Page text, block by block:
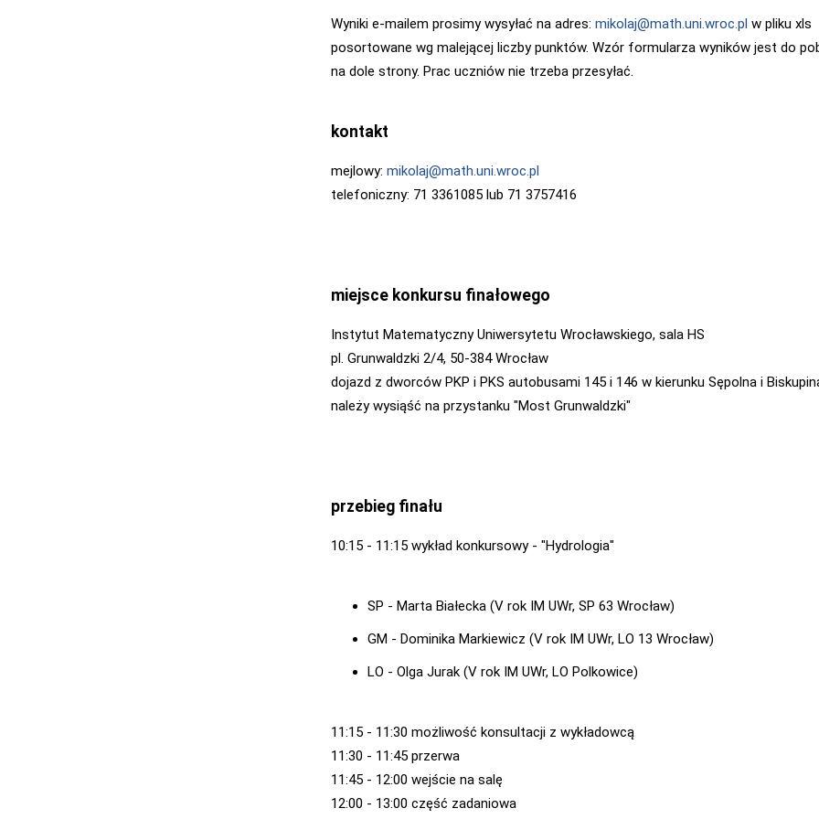
Wyniki e-mailem prosimy wysyłać na adres: mikolaj@math.uni.wroc.pl w pliku xls
posortowane wg malejącej liczby punktów. Wzór formularza wyników jest do
na dole strony. Prac uczniów nie trzeba przesyłać.
kontakt
mejlowy: mikolaj@math.uni.wroc.pl
telefoniczny: 71 3361085 lub 71 3757416
miejsce konkursu finałowego
Instytut Matematyczny Uniwersytetu Wrocławskiego, sala HS
pl. Grunwaldzki 2/4, 50-384 Wrocław
dojazd z dworców PKP i PKS autobusami 145 i 146 w kierunku Sępolna i
należy wysiąść na przystanku "Most Grunwaldzki"
przebieg finału
10:15 - 11:15 wykład konkursowy - "Hydrologia"
SP - Marta Białecka (V rok IM UWr, SP 63 Wrocław)
GM - Dominika Markiewicz (V rok IM UWr, LO 13 Wrocław)
LO - Olga Jurak (V rok IM UWr, LO Polkowice)
11:15 - 11:30 możliwość konsultacji z wykładowcą
11:30 - 11:45 przerwa
11:45 - 12:00 wejście na salę
12:00 - 13:00 część zadaniowa